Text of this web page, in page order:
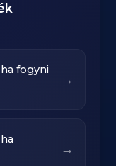
fogyni
→
→